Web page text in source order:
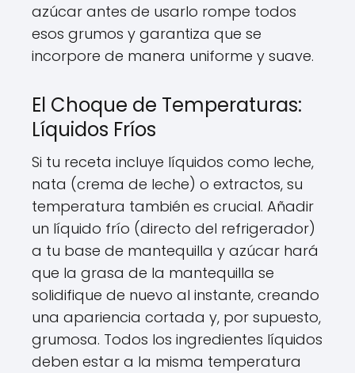
azúcar antes de usarlo rompe todos
esos grumos y garantiza que se
incorpore de manera uniforme y suave.
El Choque de Temperaturas:
Líquidos Fríos
Si tu receta incluye líquidos como leche,
nata (crema de leche) o extractos, su
temperatura también es crucial. Añadir
un líquido frío (directo del refrigerador)
a tu base de mantequilla y azúcar hará
que la grasa de la mantequilla se
solidifique de nuevo al instante, creando
una apariencia cortada y, por supuesto,
grumosa. Todos los ingredientes líquidos
deben estar a la misma temperatura